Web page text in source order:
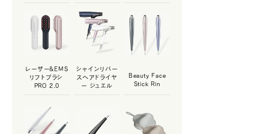
レーザー&EMS
リフトブラシ
PRO 2.0
シャインリバー
スヘアドライヤ
ー ジュエル
Beauty Face
Stick Rin